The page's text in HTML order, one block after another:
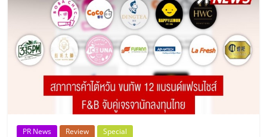
ประเทศไทย,
ThaiSMEsCenter,
รวม
ธุรกิจ
PR News Review Special